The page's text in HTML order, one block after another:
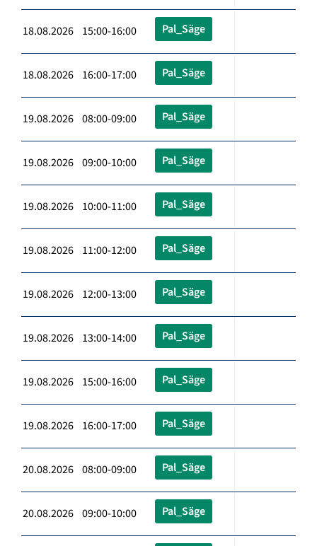
18.08.2026 15:00-16:00 Pal_Säge
18.08.2026 16:00-17:00 Pal_Säge
19.08.2026 08:00-09:00 Pal_Säge
19.08.2026 09:00-10:00 Pal_Säge
19.08.2026 10:00-11:00 Pal_Säge
19.08.2026 11:00-12:00 Pal_Säge
19.08.2026 12:00-13:00 Pal_Säge
19.08.2026 13:00-14:00 Pal_Säge
19.08.2026 15:00-16:00 Pal_Säge
19.08.2026 16:00-17:00 Pal_Säge
20.08.2026 08:00-09:00 Pal_Säge
20.08.2026 09:00-10:00 Pal_Säge